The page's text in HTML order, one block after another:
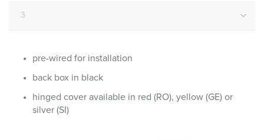
pre-wired for installation
back box in black
hinged cover available in red (RO), yellow (GE) or
silver (SI)